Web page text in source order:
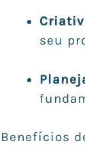
seu
Benefícios